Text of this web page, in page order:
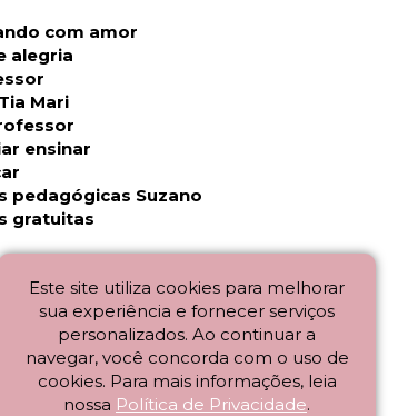
com amor
alegria
Mari
r
ensinar
pedagógicas Suzano
gratuitas
Este site utiliza cookies para melhorar
sua experiência e fornecer serviços
personalizados. Ao continuar a
navegar, você concorda com o uso de
cookies. Para mais informações, leia
nossa Política de Privacidade.